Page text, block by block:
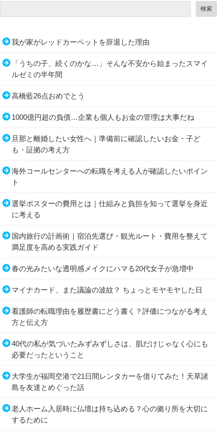
検索
我が家がレッドカーペットを辞退した理由
「うちの子、続くのかな…」そんな不安から始まったスマイ
ルゼミの半年間
高橋藍26点おめでとう
1000億円超の負債…企業も個人もお金の管理は大事だね
旦那と離婚したい女性へ｜準備前に確認したいお金・子ど
も・証拠の考え方
海外コールセンターへの転職を考える人が確認したいポイン
ト
選挙ポスターの費用とは｜仕組みと負担を知って選挙を身近
に考える
国内旅行の計画術｜宿泊先選び・観光ルート・費用を整えて
満足度を高める実践ガイド
春の光みたいな透明感メイクにハマる20代女子が急増中
マイナカード、また議論の波紋？ ちょっとモヤモヤした日
看護師の転職理由を履歴書にどう書く？評価につながる考え
方と伝え方
40代の私が気づいたみずみずしさは、肌だけじゃなく心にも
必要だったということ
大学生が福岡空港で21日間レンタカーを借りてみた！天草諸
島を友達とめぐった話
老人ホーム入居時に仏壇は持ち込める？心の拠り所を大切に
するために